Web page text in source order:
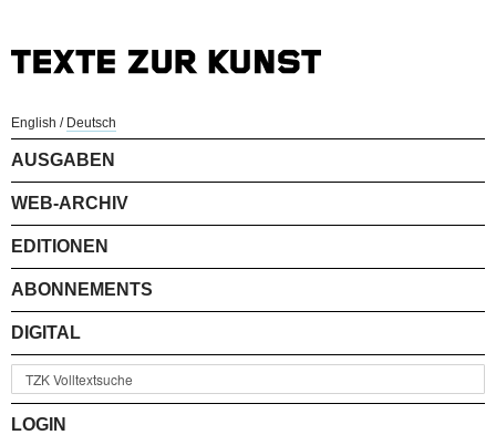
English / Deutsch
AUSGABEN
WEB-ARCHIV
EDITIONEN
ABONNEMENTS
DIGITAL
LOGIN